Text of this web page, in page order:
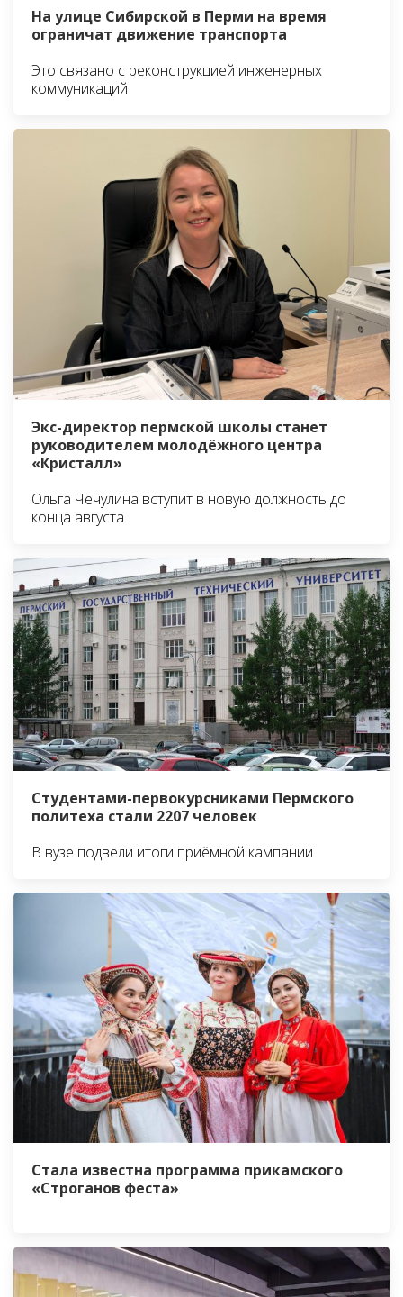
На улице Сибирской в Перми на время
ограничат движение транспорта
Это связано с реконструкцией инженерных
коммуникаций
Экс-директор пермской школы станет
руководителем молодёжного центра
«Кристалл»
Ольга Чечулина вступит в новую должность до
конца августа
Студентами-первокурсниками Пермского
политеха стали 2207 человек
В вузе подвели итоги приёмной кампании
Стала известна программа прикамского
«Строганов феста»